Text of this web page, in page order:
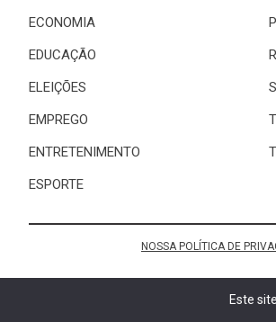
ECONOMIA
EDUCAÇÃO
ELEIÇÕES
EMPREGO
ENTRETENIMENTO
ESPORTE
NOSSA POLÍTICA DE
Este